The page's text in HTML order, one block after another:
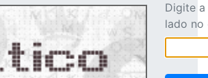
Digite
lado no